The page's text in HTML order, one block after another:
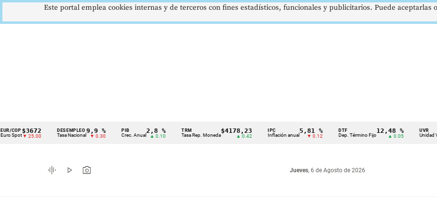
Cintillo
indicadores
económicos
$3672
▼ 25.00
DESEMPLEO
Tasa Nacional
9,9 %
▼ 0.30
PIB
Crec. Anual
2,8 %
▲ 0.10
TRM
Tasa Rep. Moneda
$4178,23
▲ 0.42
IPC
Inflación anual
5,81 %
▼ 0.12
DTF
Dep. Término Fijo
12,48 %
▲ 0.05
UVR
Unidad Valor Real
graphic_eq play_arrow photo_camera Jueves, 6 de Agosto de 2026
Este portal emplea cookies internas y de terceros con fines estadísticos, funcionales y publicitarios. Puede aceptarlas